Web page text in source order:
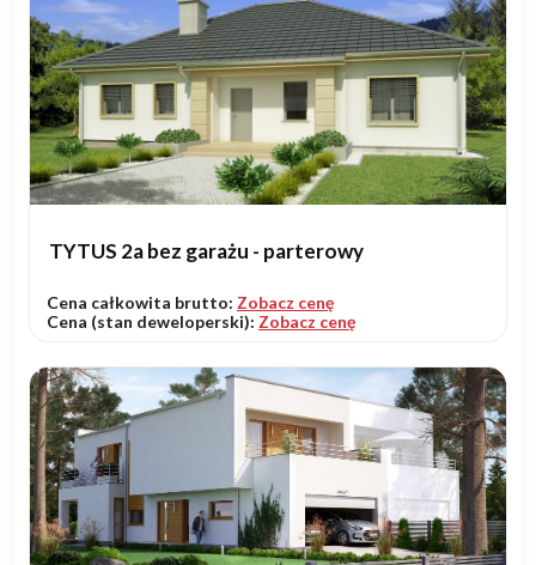
TYTUS 2a bez garażu - parterowy
Cena całkowita brutto: Zobacz cenę
Cena (stan deweloperski): Zobacz cenę